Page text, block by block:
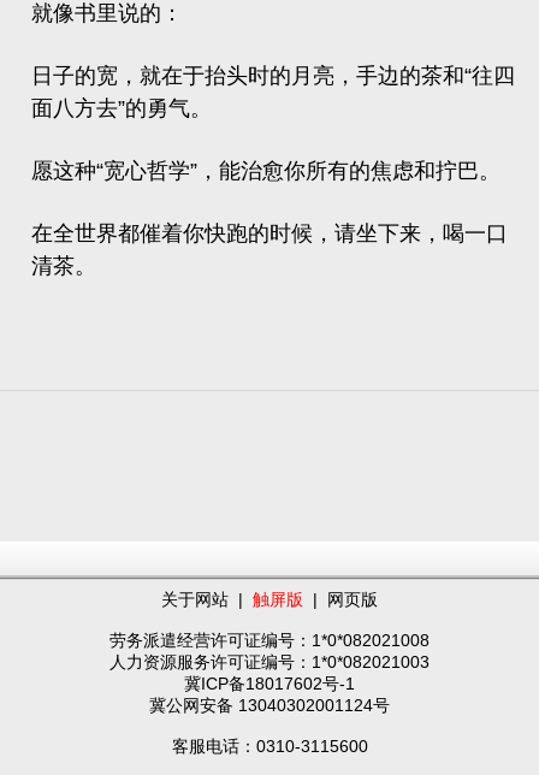
就像书里说的：
日子的宽，就在于抬头时的月亮，手边的茶和“往四
面八方去”的勇气。
愿这种“宽心哲学”，能治愈你所有的焦虑和拧巴。
在全世界都催着你快跑的时候，请坐下来，喝一口
清茶。
关于网站 | 触屏版 | 网页版
劳务派遣经营许可证编号：1*0*082021008
人力资源服务许可证编号：1*0*082021003
冀ICP备18017602号-1
冀公网安备 13040302001124号
客服电话：0310-3115600